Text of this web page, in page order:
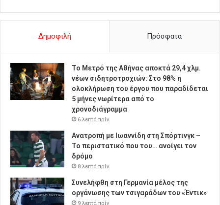
Δημοφιλή Πρόσφατα
Το Μετρό της Αθήνας αποκτά 29,4 χλμ.
νέων σιδητροτροχιών: Στο 98% η
ολοκλήρωση του έργου που παραδίδεται
5 μήνες νωρίτερα από το
χρονοδιάγραμμα
6 λεπτά πρίν
Ανατροπή με Ιωαννίδη στη Σπόρτινγκ –
Το περιστατικό που του… ανοίγει τον
δρόμο
8 λεπτά πρίν
Συνελήφθη στη Γερμανία μέλος της
οργάνωσης των τσιγαράδων του «Έντικ»
9 λεπτά πρίν